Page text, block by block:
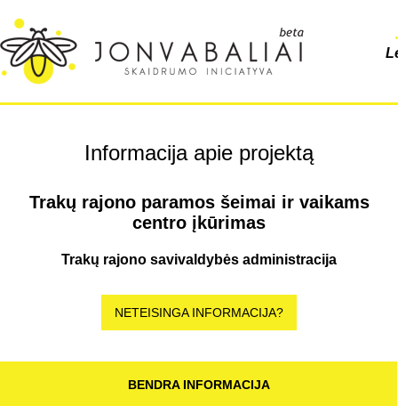
Informacija apie projektą
Trakų rajono paramos šeimai ir vaikams
centro įkūrimas
Trakų rajono savivaldybės administracija
NETEISINGA INFORMACIJA?
BENDRA INFORMACIJA